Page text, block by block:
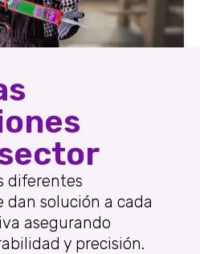
diferentes
dan solución a cada
asegurando
y precisión.